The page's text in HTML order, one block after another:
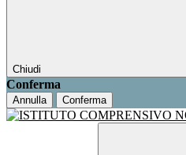
Chiudi
Conferma
Annulla Conferma